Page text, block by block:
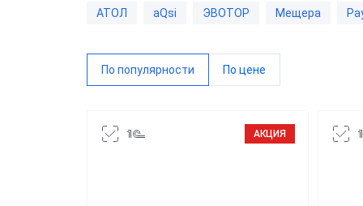
АТОЛ aQsi ЭВОТОР Мещера
По популярности По цене
АКЦИЯ